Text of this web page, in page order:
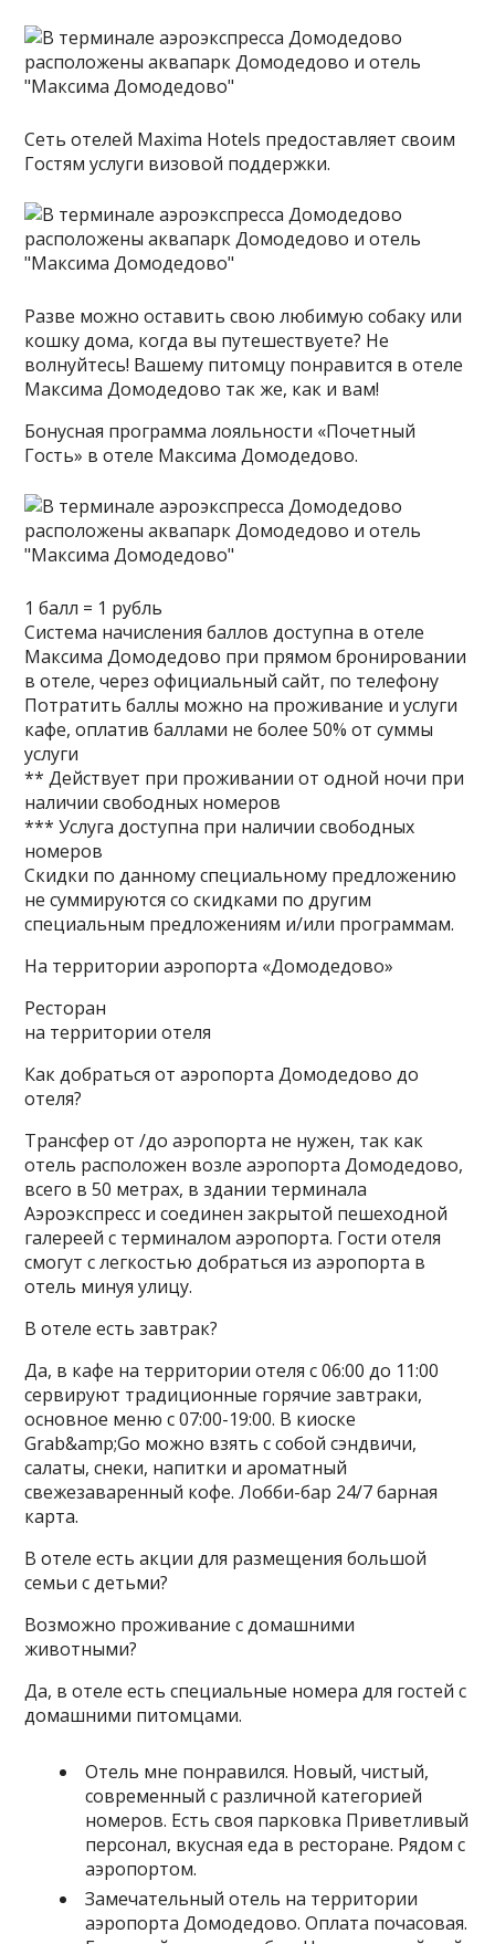
Сеть отелей Maxima Hotels предоставляет своим
Гостям услуги визовой поддержки.
Разве можно оставить свою любимую собаку или
кошку дома, когда вы путешествуете? Не
волнуйтесь! Вашему питомцу понравится в отеле
Максима Домодедово так же, как и вам!
Бонусная программа лояльности «Почетный
Гость» в отеле Максима Домодедово.
1 балл = 1 рубль
Система начисления баллов доступна в отеле
Максима Домодедово при прямом бронировании
в отеле, через официальный сайт, по телефону
Потратить баллы можно на проживание и услуги
кафе, оплатив баллами не более 50% от суммы
услуги
** Действует при проживании от одной ночи при
наличии свободных номеров
*** Услуга доступна при наличии свободных
номеров
Скидки по данному специальному предложению
не суммируются со скидками по другим
специальным предложениям и/или программам.
На территории аэропорта «Домодедово»
Ресторан
на территории отеля
Как добраться от аэропорта Домодедово до
отеля?
Трансфер от /до аэропорта не нужен, так как
отель расположен возле аэропорта Домодедово,
всего в 50 метрах, в здании терминала
Аэроэкспресс и соединен закрытой пешеходной
галереей с терминалом аэропорта. Гости отеля
смогут с легкостью добраться из аэропорта в
отель минуя улицу.
В отеле есть завтрак?
Да, в кафе на территории отеля с 06:00 до 11:00
сервируют традиционные горячие завтраки,
основное меню с 07:00-19:00. В киоске
Grab&amp;Go можно взять с собой сэндвичи,
салаты, снеки, напитки и ароматный
свежезаваренный кофе. Лобби-бар 24/7 барная
карта.
В отеле есть акции для размещения большой
семьи с детьми?
Возможно проживание с домашними
животными?
Да, в отеле есть специальные номера для гостей с
домашними питомцами.
Отель мне понравился. Новый, чистый,
современный с различной категорией
номеров. Есть своя парковка Приветливый
персонал, вкусная еда в ресторане. Рядом с
аэропортом.
Замечательный отель на территории
аэропорта Домодедово. Оплата почасовая.